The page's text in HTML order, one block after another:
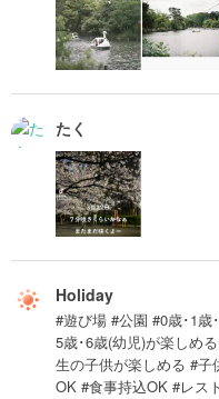
たく
Holiday
#遊び場 #公園 #0歳･1歳
5歳･6歳(幼児)が楽しめ
生の子供が楽しめる #子
OK #食事持込OK #レス